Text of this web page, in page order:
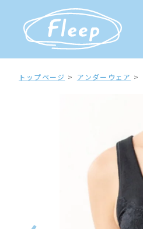
トップページ アンダーウェア